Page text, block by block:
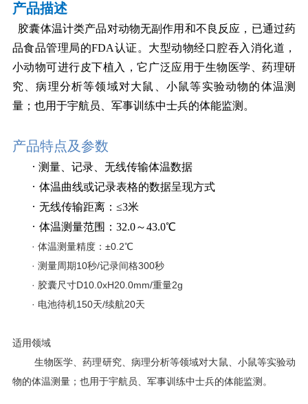
产品描述
胶囊体温计类产品对动物无副作用和不良反应，已通过药
品食品管理局的FDA认证。大型动物经口腔吞入消化道，
小动物可进行皮下植入，它广泛应用于生物医学、药理研
究、病理分析等领域对大鼠、小鼠等实验动物的体温测
量；也用于宇航员、军事训练中士兵的体能监测。
产品特点及参数
· 测量、记录、无线传输体温数据
· 体温曲线或记录表格的数据呈现方式
· 无线传输距离：≤3米
· 体温测量范围：32.0～43.0℃
· 体温测量精度：±0.2℃
· 测量周期10秒/记录间格300秒
· 胶囊尺寸D10.0xH20.0mm/重量2g
· 电池待机150天/续航20天
适用领域
生物医学、药理研究、病理分析等领域对大鼠、小鼠等实验动
物的体温测量；也用于宇航员、军事训练中士兵的体能监测。